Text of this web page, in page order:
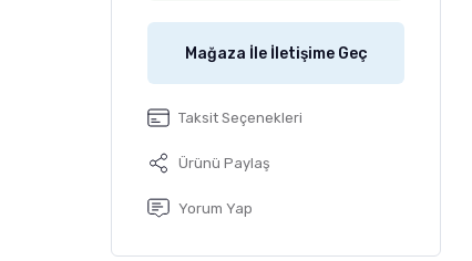
Mağaza İle İletişime Geç
Taksit Seçenekleri
Ürünü Paylaş
Yorum Yap